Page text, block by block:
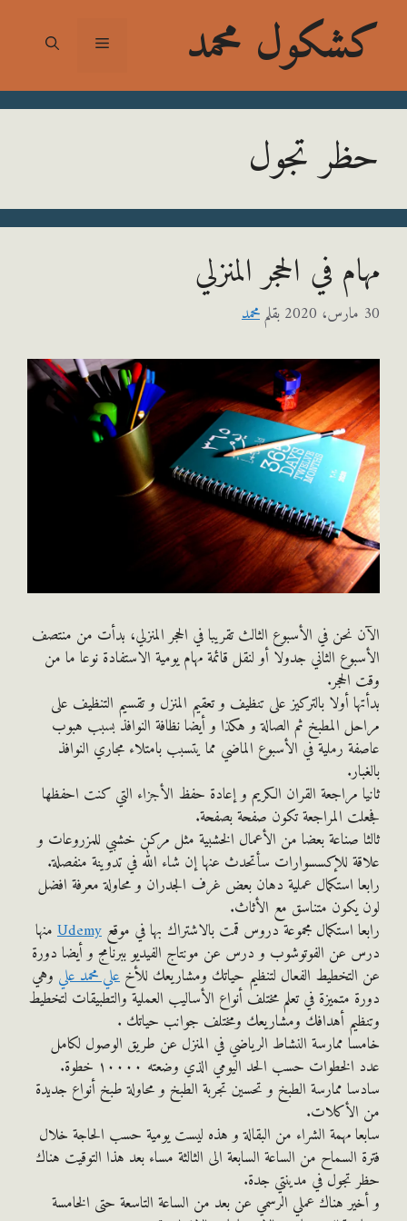
محمد
تجول
في الحجر المنزلي
بقلممحمد
نحن في الأسبوع الثالث تقريبا في الحجر المنزلي، بدأت من منتصف
الثاني جدولا أو لنقل قائمة مهام يومية الاستفادة نوعا ما من
أولا بالتركيز على تنظيف و تعقيم المنزل و تقسيم التنظيف على
المطبخ ثم الصالة و هكذا و أيضا نظافة النوافذ بسبب هبوب
رملية في الأسبوع الماضي مما يتسبب بامتلاء مجاري النوافذ
مراجعة القران الكريم و إعادة حفظ الأجزاء التي كنت احفظها
المراجعة تكون صفحة بصفحة.
صناعة بعضا من الأعمال الخشبية مثل مركن خشبي للمزروعات و
للإكسسوارات سأتحدث عنها إن شاء الله في تدوينة منفصلة.
استكمال عملية دهان بعض غرف الجدران و محاولة معرفة افضل
متناسق مع الأثاث.
استكمال مجموعة دروس قمت بالاشتراك بها في موقعUdemy منها
الفوتوشوب و درس عن مونتاج الفيديو ببرنامج و أيضا دورة
الفعال لتنظيم حياتك ومشاريعك للأخعلي محمد عليوهي
متميزة في تعلم مختلف أنواع الأساليب العملية والتطبيقات لتخطيط
أهدافك ومشاريعك ومختلف جوانب حياتك .
ممارسة النشاط الرياضي في المنزل عن طريق الوصول لكامل
حسب الحد اليومي الذي وضعته ١٠٠٠٠ خطوة.
ممارسة الطبخ و تحسين تجربة الطبخ و محاولة طبخ أنواع جديدة
مهمة الشراء من البقالة و هذه ليست يومية حسب الحاجة خلال
السماح من الساعة السابعة الى الثالثة مساء بعد هذا التوقيت هناك
في مدينتي جدة.
هناك عملي الرسمي عن بعد من الساعة التاسعة حتى الخامسة